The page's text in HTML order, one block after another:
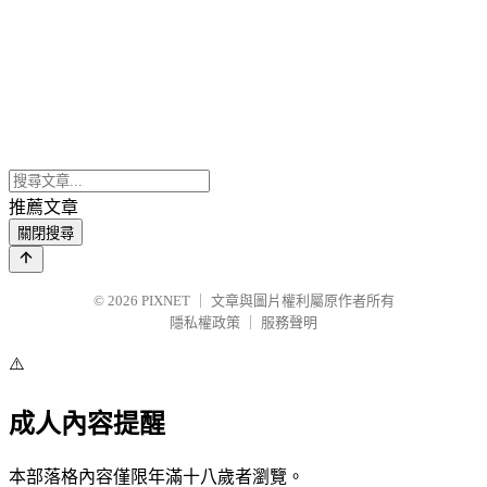
推薦文章
關閉搜尋
© 2026 PIXNET
文章與圖片權利屬原作者所有
隱私權政策
服務聲明
⚠️
成人內容提醒
本部落格內容僅限年滿十八歲者瀏覽。